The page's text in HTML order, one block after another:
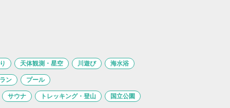
天体観測・星空 川遊び 海水浴
ン プール
サウナ トレッキング・登山 国立公園